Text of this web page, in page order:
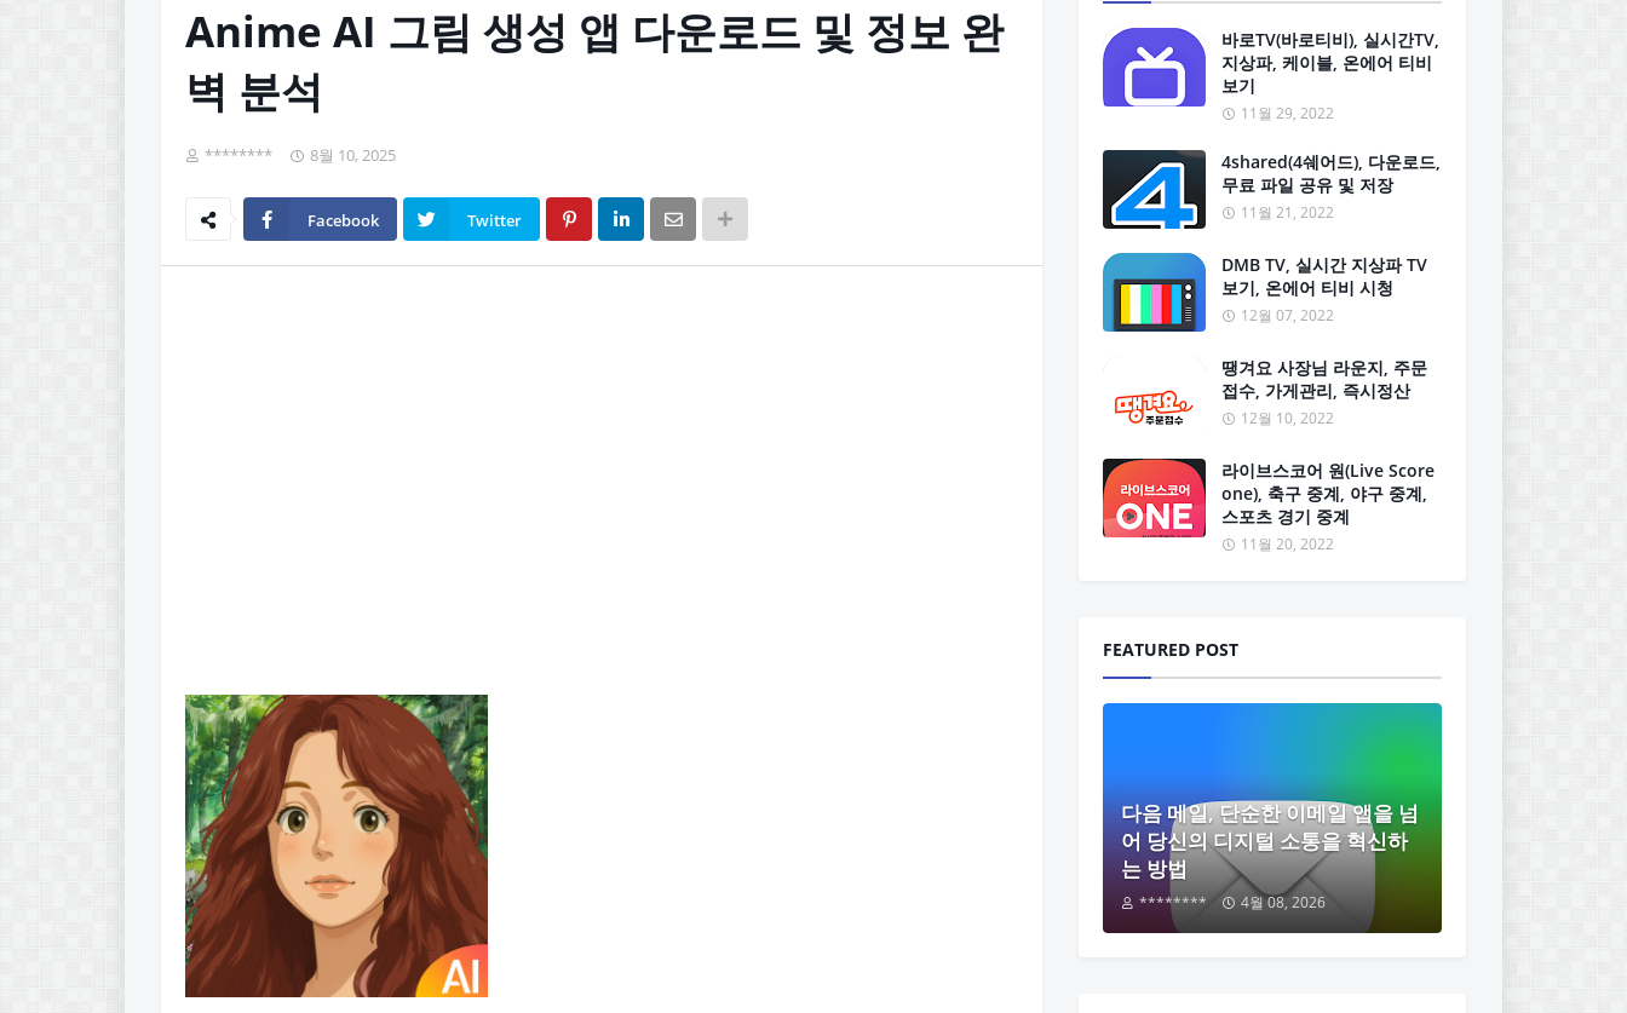
Anime AI 그림 생성 앱 다운로드 및 정보 완
벽 분석
******** 8월 10, 2025
Facebook Twitter
바로TV(바로티비), 실시간TV,
지상파, 케이블, 온에어 티비
보기
11월 29, 2022
4shared(4쉐어드), 다운로드,
무료 파일 공유 및 저장
11월 21, 2022
DMB TV, 실시간 지상파 TV
보기, 온에어 티비 시청
12월 07, 2022
땡겨요 사장님 라운지, 주문
접수, 가게관리, 즉시정산
12월 10, 2022
라이브스코어 원(Live Score
one), 축구 중계, 야구 중계,
스포츠 경기 중계
11월 20, 2022
FEATURED POST
다음 메일, 단순한 이메일 앱을 넘
어 당신의 디지털 소통을 혁신하
는 방법
******** 4월 08, 2026